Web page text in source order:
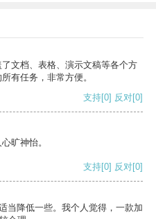
文档、表格、演示文稿等各个方
有任务，非常方便。
支持[0] 反对[0]
旷神怡。
支持[0] 反对[0]
当降低一些。我个人觉得，一款加